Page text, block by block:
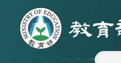
跳到主要內容區塊